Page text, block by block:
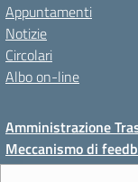
Appuntamenti
Notizie
Circolari
Albo on-line
Amministrazione
Meccanismo di
Preferenze cookie